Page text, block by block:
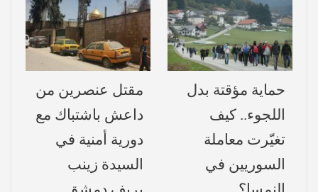
وأشار حرس الثورة إلى أنّ “المركز المستهدف
هو موقع تمركز الطائرات الأميركية المقاتلة F-
35 و F-15 و F-16”.
وأضاف حرس الثورة: “تمّت معاقبة المعتدي
والرد على هجوم الجيش الأميركي القاتل
للأطفال”.
حماية مؤقتة بدل
اللجوء.. كيف
تغيّرت معاملة
السوريين في
مقتل عنصرين من
داعش باشتباك مع
دورية أمنية في
السيدة زينب